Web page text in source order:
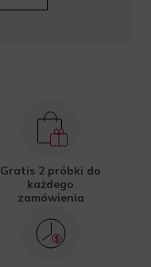
Gratis 2 próbki do
każdego
zamówienia